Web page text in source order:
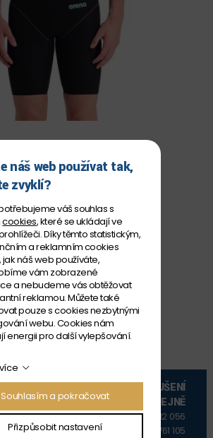
ZÁVODNÍ
85
PŘIDAT DO KOŠÍKU
VYZKOUŠENÍ
NA PRODEJNĚ
+420 606 912 056
+420 606 761 105
náš web používat tak,
zvyklí?
váš souhlas s
cookies, které se ukládají ve
Díky těmto statistickým,
a reklamním cookies
jak náš web používáte,
vám zobrazené
a nebudeme vás obtěžovat
reklamou. Můžete také
pouze s cookies nezbytnými
webu. Cookies nám
energii pro další vylepšování.
Souhlasím a pokračovat
Přizpůsobit nastavení